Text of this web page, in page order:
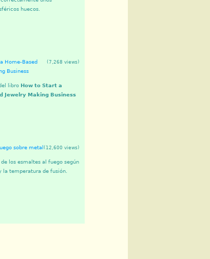
huecos.
(7,268 views)
Home-Based
Business
libro How to Start a
Jewelry Making Business
(12,600 views)
sobre metal
los esmaltes al fuego según
la temperatura de fusión.